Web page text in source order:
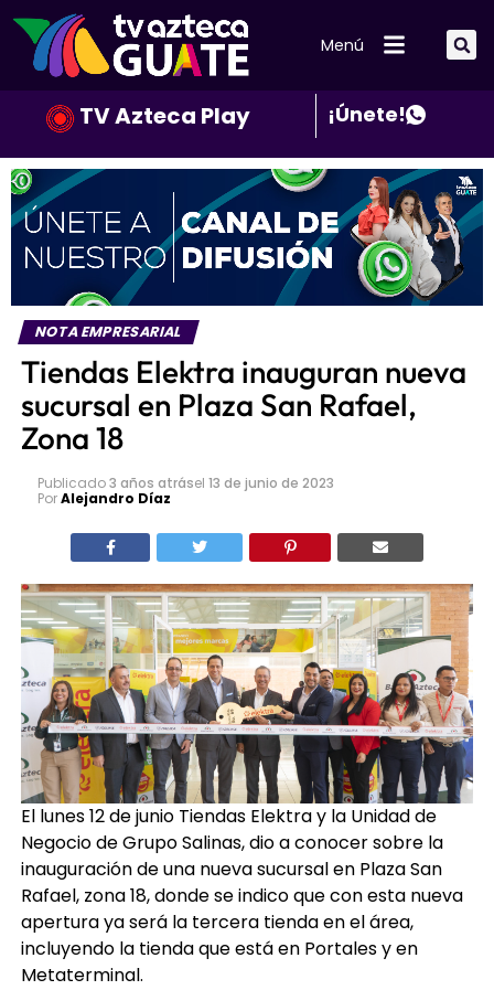
Menú
TV Azteca Play ¡Únete!
NOTA EMPRESARIAL
Tiendas Elektra inauguran nueva
sucursal en Plaza San Rafael,
Zona 18
Publicado3 años atrásel 13 de junio de 2023
PorAlejandro Díaz
El lunes 12 de junio Tiendas Elektra y la Unidad de
Negocio de Grupo Salinas, dio a conocer sobre la
inauguración de una nueva sucursal en Plaza San
Rafael, zona 18, donde se indico que con esta nueva
apertura ya será la tercera tienda en el área,
incluyendo la tienda que está en Portales y en
Metaterminal.